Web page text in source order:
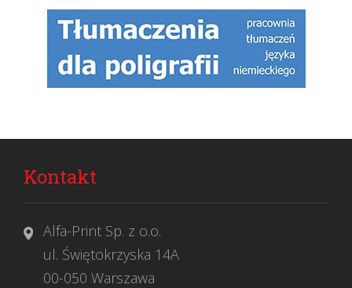
Kontakt
Alfa-Print Sp. z o.o.
ul. Świętokrzyska 14A
00-050 Warszawa